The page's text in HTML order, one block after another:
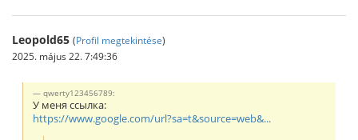
Leopold65 (Profil megtekintése)
2025. május 22. 7:49:36
qwerty123456789:
У меня ссылка:
https://www.google.com/url?sa=t&source=web&...